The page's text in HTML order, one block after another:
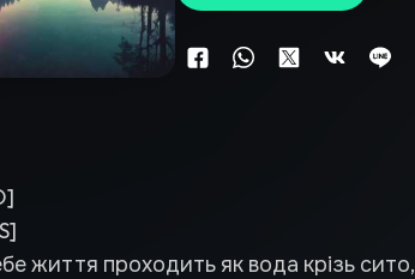
життя проходить як вода крізь сито,